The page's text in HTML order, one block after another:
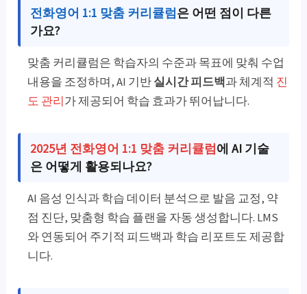
전화영어 1:1 맞춤 커리큘럼은 어떤 점이 다른
가요?
맞춤 커리큘럼은 학습자의 수준과 목표에 맞춰 수업
내용을 조정하며, AI 기반실시간 피드백과 체계적 진
도 관리가 제공되어 학습 효과가 뛰어납니다.
2025년 전화영어 1:1 맞춤 커리큘럼에 AI 기술
은 어떻게 활용되나요?
AI 음성 인식과 학습 데이터 분석으로 발음 교정, 약
점 진단, 맞춤형 학습 플랜을 자동 생성합니다. LMS
와 연동되어 주기적 피드백과 학습 리포트도 제공합
니다.